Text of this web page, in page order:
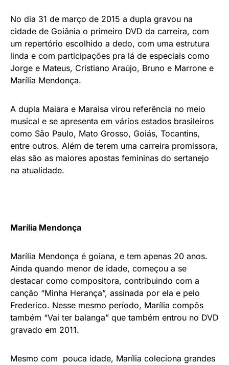
No dia 31 de março de 2015 a dupla gravou na
cidade de Goiânia o primeiro DVD da carreira, com
um repertório escolhido a dedo, com uma estrutura
linda e com participações pra lá de especiais como
Jorge e Mateus, Cristiano Araújo, Bruno e Marrone e
Marília Mendonça.
A dupla Maiara e Maraisa virou referência no meio
musical e se apresenta em vários estados brasileiros
como São Paulo, Mato Grosso, Goiás, Tocantins,
entre outros. Além de terem uma carreira promissora,
elas são as maiores apostas femininas do sertanejo
na atualidade.
Marília Mendonça
Marília Mendonça é goiana, e tem apenas 20 anos.
Ainda quando menor de idade, começou a se
destacar como compositora, contribuindo com a
canção “Minha Herança”, assinada por ela e pelo
Frederico. Nesse mesmo período, Marília compôs
também “Vai ter balanga” que também entrou no DVD
gravado em 2011.
Mesmo com pouca idade, Marília coleciona grandes